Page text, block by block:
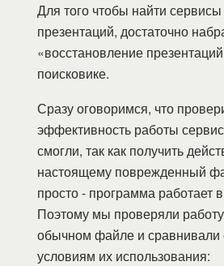
Для того чтобы найти
презентаций, достаточно
«восстановление
поисковике.
Сразу оговоримся, что
эффективность работы
смогли, так как получить
настоящему поврежденный
просто - программа работает
Поэтому мы проверяли
обычном файле и сравнивали
условиям их использования: